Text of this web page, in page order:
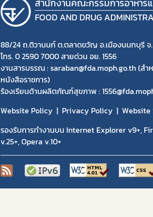
สำนักงานคณะกรรมการอาหารแ
FOOD AND DRUG
88/24 ถ.ติวานนท์ ต.ตลาดขวัญ อ.เมืองนนทบุรี จ
โทร. 0 2590 7000 สายด่วน อย. 1556
งานสารบรรณ : saraban@fda.moph.go.th (ส
หนังสือราชการ)
ร้องเรียนด้านผลิตภัณฑ์สุขภาพ :
Website Policy
Privacy Policy
รองรับการทำงานบน Internet Explorer v9+,
v.25+, Opera v.10+